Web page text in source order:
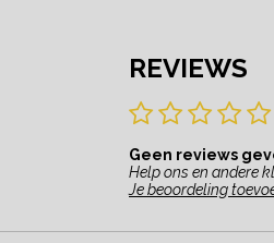
REVIEWS
Geen reviews
Help ons en andere
Je beoordeling